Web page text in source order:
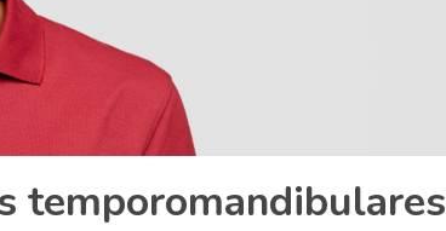
temporomandibulares